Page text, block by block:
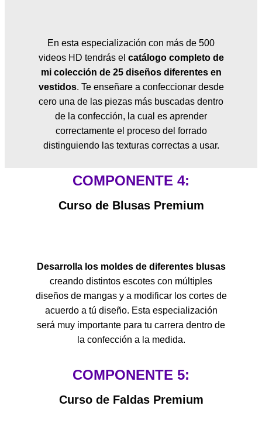
En esta especialización con más de 500
videos HD tendrás el catálogo completo de
mi colección de 25 diseños diferentes en
vestidos. Te enseñare a confeccionar desde
cero una de las piezas más buscadas dentro
de la confección, la cual es aprender
correctamente el proceso del forrado
distinguiendo las texturas correctas a usar.
COMPONENTE 4:
Curso de Blusas Premium
Desarrolla los moldes de diferentes blusas
creando distintos escotes con múltiples
diseños de mangas y a modificar los cortes de
acuerdo a tú diseño. Esta especialización
será muy importante para tu carrera dentro de
la confección a la medida.
COMPONENTE 5:
Curso de Faldas Premium